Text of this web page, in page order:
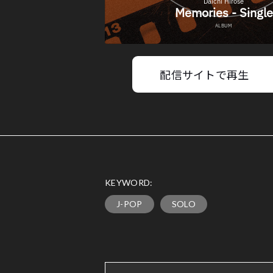
配信サイトで再生
KEYWORD:
J-POP SOLO